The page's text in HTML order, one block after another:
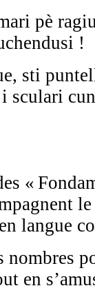
pè
!
sti
sculari
«
langue
en